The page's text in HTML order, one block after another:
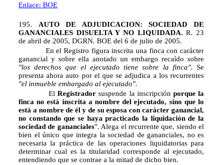
Enlace: BOE
195. AUTO DE ADJUDICACION: SOCIEDAD DE
GANANCIALES DISUELTA Y NO LIQUIDADA. R. 23
de abril de 2005, DGRN. BOE del 6 de julio de 2005.
En el Registro figura inscrita una finca con carácter
ganancial y sobre ella anotado un embargo recaído sobre
"los derechos que el ejecutado tiene sobre la finca". Se
presenta ahora auto por el que se adjudica a los recurrentes
"el inmueble embargado al ejecutado".
ElRegistrador suspende la inscripción porque la
finca no está inscrita a nombre del ejecutado, sino que lo
está a nombre de él y de su esposa con carácter ganancial,
no constando que se haya practicado la liquidación de la
sociedad de gananciales". Alega el recurrente que, siendo el
bien el único que integra la sociedad de gananciales, no es
necesaria la práctica de las operaciones liquidatorias para
determinar cual es la titularidad corresponde al ejecutado,
entendiendo que se contrae a la mitad de dicho bien.